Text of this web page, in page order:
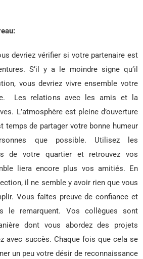
devriez vérifier si votre partenaire est
S’il y a le moindre signe qu’il
vous devriez vivre ensemble votre
Les relations avec les amis et la
L’atmosphère est pleine d’ouverture
temps de partager votre bonne humeur
que possible. Utilisez les
de votre quartier et retrouvez vos
liera encore plus vos amitiés. En
il ne semble y avoir rien que vous
Vous faites preuve de confiance et
le remarquent. Vos collègues sont
dont vous abordez des projets
avec succès. Chaque fois que cela se
un peu votre désir de reconnaissance